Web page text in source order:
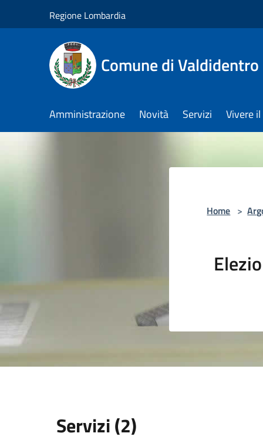
Regione Lombardia
Comune di Valdidentro
Amministrazione Novità Servizi Vivere
Home >
Servizi (2)